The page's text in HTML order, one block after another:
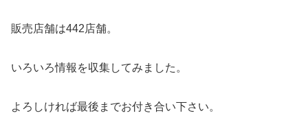
販売店舗は442店舗。
いろいろ情報を収集してみました。
よろしければ最後までお付き合い下さい。